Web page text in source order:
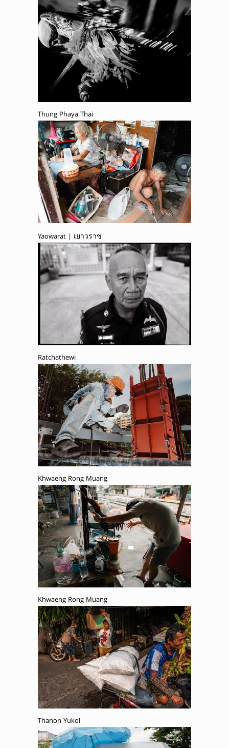
Thung Phaya Thai
Yaowarat | เยาวราช
Ratchathewi
Khwaeng Rong Muang
Khwaeng Rong Muang
Thanon Yukol